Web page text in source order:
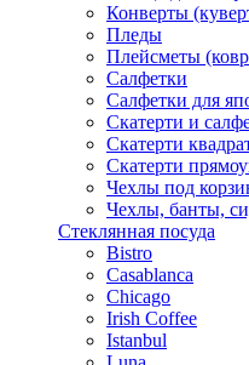
Конверты
Пледы
Плейсметы
Салфетки
Салфетки для
Скатерти и
Скатерти
Скатерти
Чехлы под
Чехлы, банты,
Стеклянная посуда
Bistro
Casablanca
Chicago
Irish Coffee
Istanbul